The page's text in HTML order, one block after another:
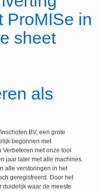
ProMISe in
sheet
als
BV, een grote
begonnen met
met onze tool
jaar later met alle machines.
alle verstoringen in het
geregistreerd. Door het
duidelijk waar de meeste